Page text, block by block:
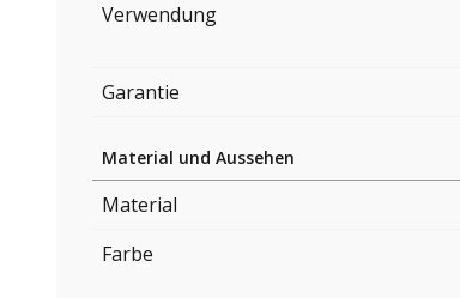
Verwendung
Garantie
Material und Aussehen
Material
Farbe